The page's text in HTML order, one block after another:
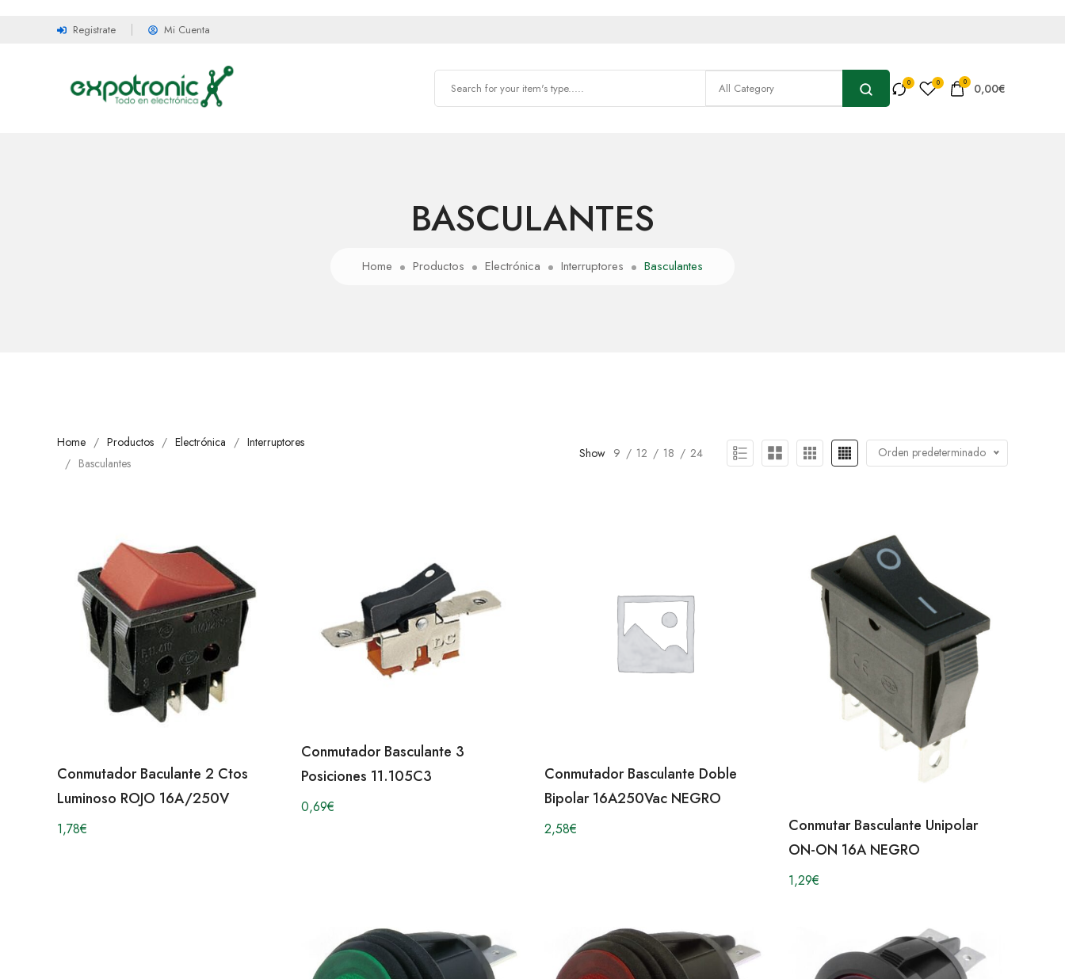
Registrate Mi Cuenta
0 0,00€
BASCULANTES
Home Productos Electrónica Interruptores Basculantes
Home Productos Electrónica
Interruptores
Basculantes
Show 9 12 18 24 Orden predeterminado
Conmutador Baculante 2 Ctos
Luminoso ROJO 16A/250V
1,78€
Conmutador Basculante 3
Posiciones 11.105C3
0,69€
Conmutador Basculante Doble
Bipolar 16A250Vac NEGRO
2,58€
Conmutar Basculante Unipolar
ON-ON 16A NEGRO
1,29€